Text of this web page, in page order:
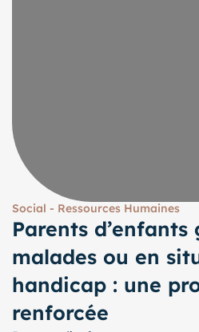
Social - Ressources Humaines
Parents
malades ou en
handicap : une
renforcée